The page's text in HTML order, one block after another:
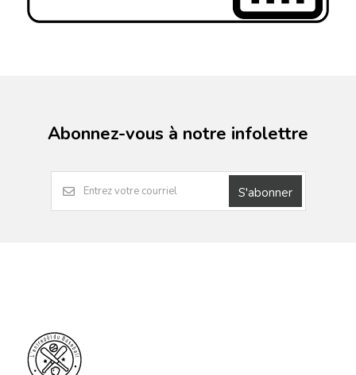
Abonnez-vous à notre infolettre
S'abonner